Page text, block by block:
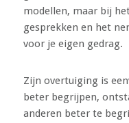
modellen, maar bij
gesprekken en het
voor je eigen gedrag.
Zijn overtuiging is
beter begrijpen,
anderen beter te